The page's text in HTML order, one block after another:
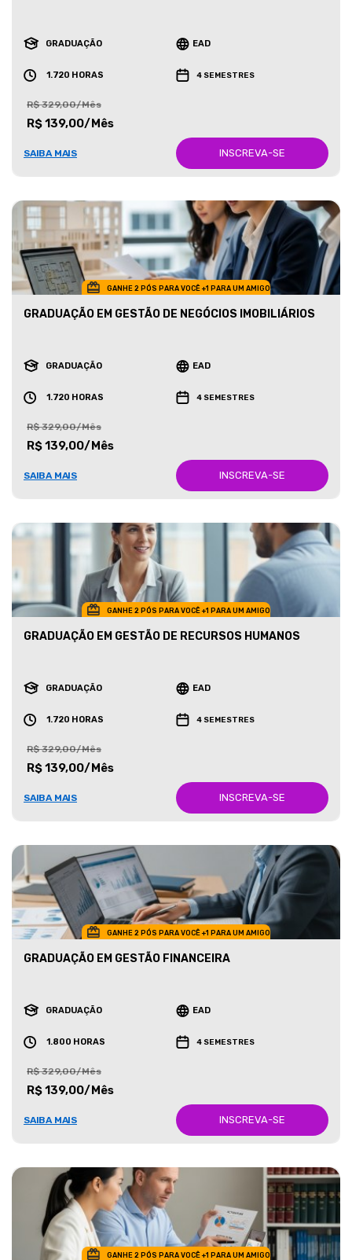
GRADUAÇÃO EAD
1.720 HORAS 4 SEMESTRES
R$ 329,00/Mês
R$ 139,00/Mês
SAIBA MAIS INSCREVA-SE
GANHE 2 PÓS PARA VOCÊ +1 PARA UM AMIGO
GRADUAÇÃO EM GESTÃO DE NEGÓCIOS IMOBILIÁRIOS
GRADUAÇÃO EAD
1.720 HORAS 4 SEMESTRES
R$ 329,00/Mês
R$ 139,00/Mês
SAIBA MAIS INSCREVA-SE
GANHE 2 PÓS PARA VOCÊ +1 PARA UM AMIGO
GRADUAÇÃO EM GESTÃO DE RECURSOS HUMANOS
GRADUAÇÃO EAD
1.720 HORAS 4 SEMESTRES
R$ 329,00/Mês
R$ 139,00/Mês
SAIBA MAIS INSCREVA-SE
GANHE 2 PÓS PARA VOCÊ +1 PARA UM AMIGO
GRADUAÇÃO EM GESTÃO FINANCEIRA
GRADUAÇÃO EAD
1.800 HORAS 4 SEMESTRES
R$ 329,00/Mês
R$ 139,00/Mês
SAIBA MAIS INSCREVA-SE
GANHE 2 PÓS PARA VOCÊ +1 PARA UM AMIGO